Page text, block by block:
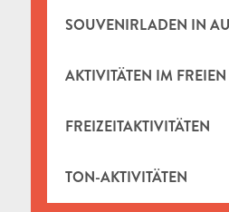
SOUVENIRLADEN IN
AKTIVITÄTEN IM FREIEN
FREIZEITAKTIVITÄTEN
TON-AKTIVITÄTEN